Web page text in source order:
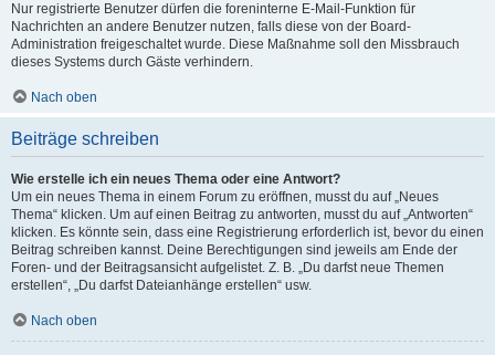
Nur registrierte Benutzer dürfen die foreninterne E-Mail-Funktion für
Nachrichten an andere Benutzer nutzen, falls diese von der Board-
Administration freigeschaltet wurde. Diese Maßnahme soll den Missbrauch
dieses Systems durch Gäste verhindern.
Nach oben
Beiträge schreiben
Wie erstelle ich ein neues Thema oder eine Antwort?
Um ein neues Thema in einem Forum zu eröffnen, musst du auf „Neues
Thema“ klicken. Um auf einen Beitrag zu antworten, musst du auf „Antworten“
klicken. Es könnte sein, dass eine Registrierung erforderlich ist, bevor du einen
Beitrag schreiben kannst. Deine Berechtigungen sind jeweils am Ende der
Foren- und der Beitragsansicht aufgelistet. Z. B. „Du darfst neue Themen
erstellen“, „Du darfst Dateianhänge erstellen“ usw.
Nach oben